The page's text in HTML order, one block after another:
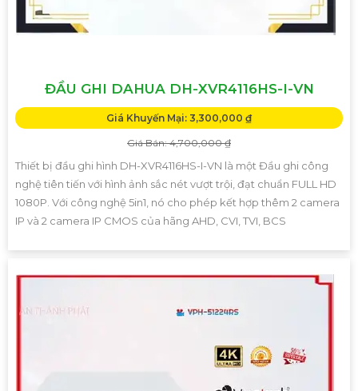
ĐẦU GHI DAHUA DH-XVR4116HS-I-VN
Giá Khuyến Mại: 3,300,000 ₫
Giá Bán: 4,700,000 ₫
Thiết bị đầu ghi hình DH-XVR4116HS-I-VN là một Đầu ghi công
nghệ tiên tiến với hình ảnh sắc nét vượt trội, đạt chuẩn FULL HD
1080P. Với công nghệ 5in1, nó cho phép kết hợp thêm 2 camera
IP và 2 camera IP CMOS của hãng AHD, CVI, TVI, BCS